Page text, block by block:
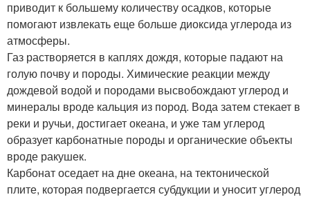
приводит к большему количеству осадков, которые
помогают извлекать еще больше диоксида углерода из
атмосферы.
Газ растворяется в каплях дождя, которые падают на
голую почву и породы. Химические реакции между
дождевой водой и породами высвобождают углерод и
минералы вроде кальция из пород. Вода затем стекает в
реки и ручьи, достигает океана, и уже там углерод
образует карбонатные породы и органические объекты
вроде ракушек.
Карбонат оседает на дне океана, на тектонической
плите, которая подвергается субдукции и уносит углерод